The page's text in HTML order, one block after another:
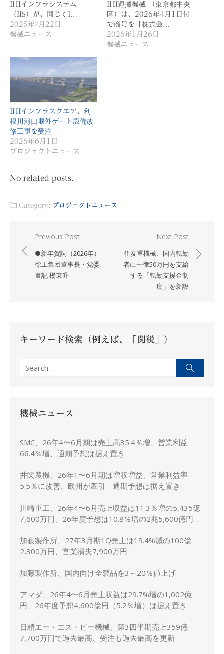
IHIインフラシステム
（IIS）が、同じくI…
2025年7月22日
機械ニュース
IHI運搬機械 （東京都中央
区）は、2026年4月1日付
で商号を「株式会…
2026年1月26日
機械ニュース
IHIインフラスクエア、利
根川河口堰外ゲート設備改
修工事を受注
2026年6月1日
プロジェクトニュース
No related posts.
Category: プロジェクトニュース
稿
ョ
ン
Previous Post
●新年賀詞（2026年）
徐工集団董事長・党委
書記 楊東升
Next Post
住友重機械、国内転勤
者に一律50万円を支給
する「転勤支援金制
度」を新設
キーワード検索（例えば、「関税」）
Search
機械ニュース
SMC、26年4〜6月期は売上高35.4％増、営業利益
66.4％増、通期予想は据え置き
井関農機、26年1〜6月期は増収増益、営業利益率
5.5％に改善、欧州が牽引 通期予想は据え置き
川崎重工、26年4〜6月売上収益は11.3％増の5,435億
7,600万円、26年度予想は10.8％増の2兆5,600億円に
加藤製作所、27年3月期1Q売上は19.4%減の100億
2,300万円、営業損失7,900万円
加藤製作所、国内向け全製品を3～20％値上げ
アマダ、26年4〜6月売上収益は29.7%増の1,002億
円、26年度予想4,600億円（5.2％増）は据え置き
日精エー・エス・ビー機械、第3四半期売上359億
7,700万円で過去最高、受注も過去最高を更新